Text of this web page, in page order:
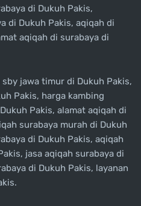
di Dukuh Pakis,
di Dukuh Pakis, aqiqah di
aqiqah di surabaya di
jawa timur di Dukuh Pakis,
Pakis, harga kambing
Pakis, alamat aqiqah di
surabaya murah di Dukuh
di Dukuh Pakis, aqiqah
jasa aqiqah surabaya di
di Dukuh Pakis, layanan